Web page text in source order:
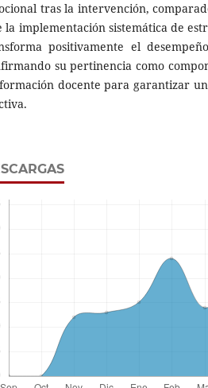
tras la intervención,
la implementación sistemática de
positivamente el
su pertinencia como
docente para garantizar